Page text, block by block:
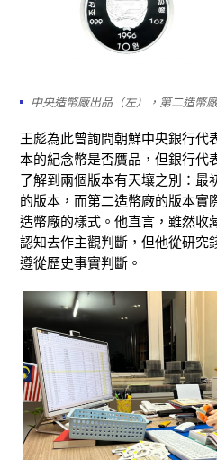
中央造幣廠出品（左），第二造幣
王彪為此曾詢問朝鮮中央銀行代
本的紀念幣是否贋品，但銀行代
了解到兩個版本有天壤之別：最
的版本，而第二造幣廠的版本實
造幣廠的樣式。他直言，雖然收
認知去作主觀判斷，但他從研究
遵從歷史事實判斷。